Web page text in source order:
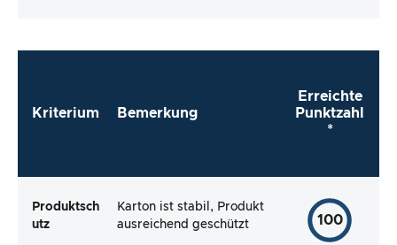
direkt zu verwenden?
Kriterium Bemerkung
Erreichte
Punktzahl
*
Produktsch
utz
Karton ist stabil, Produkt
ausreichend geschützt
100